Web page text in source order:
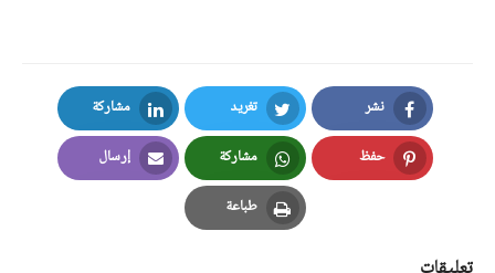
نشر
Facebook
تغريد
Twitter
مشاركة
LinkedIn
حفظ
Pinterest
مشاركة
Whatsapp
إرسال
Email
طباعة
Print